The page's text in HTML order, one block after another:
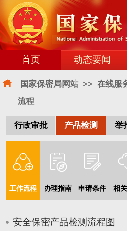
首页 动态要闻
国家保密局网站 >> 在线服
流程
行政审批 产品检测 举
工作流程 办理指南 申请条件 相
安全保密产品检测流程图